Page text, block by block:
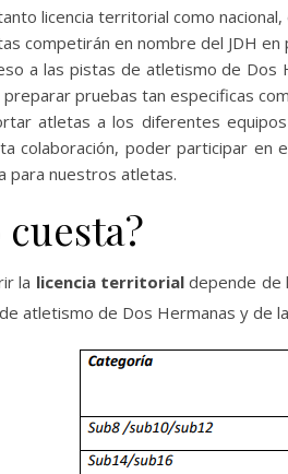
licencia territorial como
competirán en nombre del JDH
a las pistas de atletismo de Dos
pruebas tan especificas
atletas a los diferentes
colaboración, poder participar
para nuestros atletas.
la licencia territorialdepende de
atletismo de Dos Hermanas y de